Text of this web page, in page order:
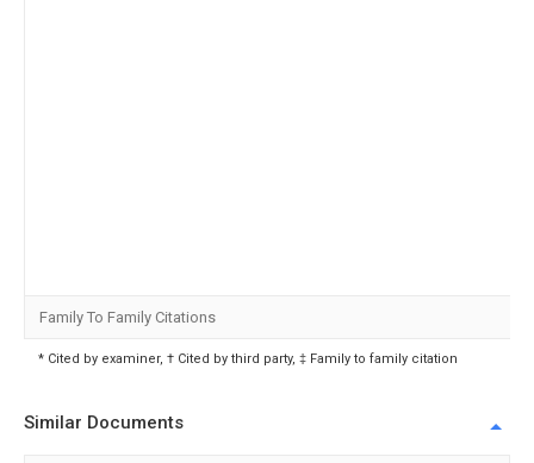
Family To Family Citations
* Cited by examiner, † Cited by third party, ‡ Family to family citation
Similar Documents